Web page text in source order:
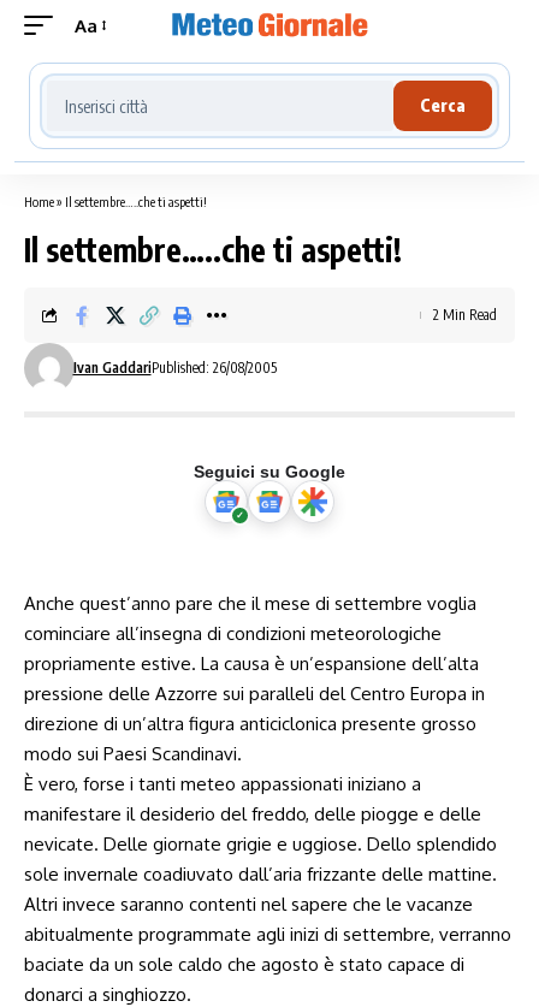
Aa
Cerca località meteo
Cerca
Home» Il settembre…..che ti aspetti!
Il settembre…..che ti aspetti!
Ivan GaddariPublished: 26/08/2005
2 Min Read
Seguici su Google
Anche quest’anno pare che il mese di settembre voglia
cominciare all’insegna di condizioni meteorologiche
propriamente estive. La causa è un’espansione dell’alta
pressione delle Azzorre sui paralleli del Centro Europa in
direzione di un’altra figura anticiclonica presente grosso
modo sui Paesi Scandinavi.
È vero, forse i tanti meteo appassionati iniziano a
manifestare il desiderio del freddo, delle piogge e delle
nevicate. Delle giornate grigie e uggiose. Dello splendido
sole invernale coadiuvato dall’aria frizzante delle mattine.
Altri invece saranno contenti nel sapere che le vacanze
abitualmente programmate agli inizi di settembre, verranno
baciate da un sole caldo che agosto è stato capace di
donarci a singhiozzo.